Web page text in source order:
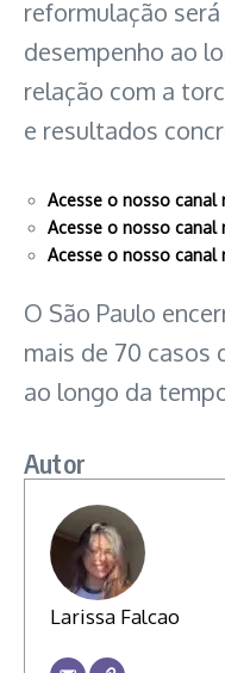
reformulação
desempenho ao
relação com a
e resultados
Acesse o nosso canal
Acesse o nosso canal
Acesse o nosso canal
O São Paulo
mais de 70 casos
ao longo da
Autor
Larissa Falcao